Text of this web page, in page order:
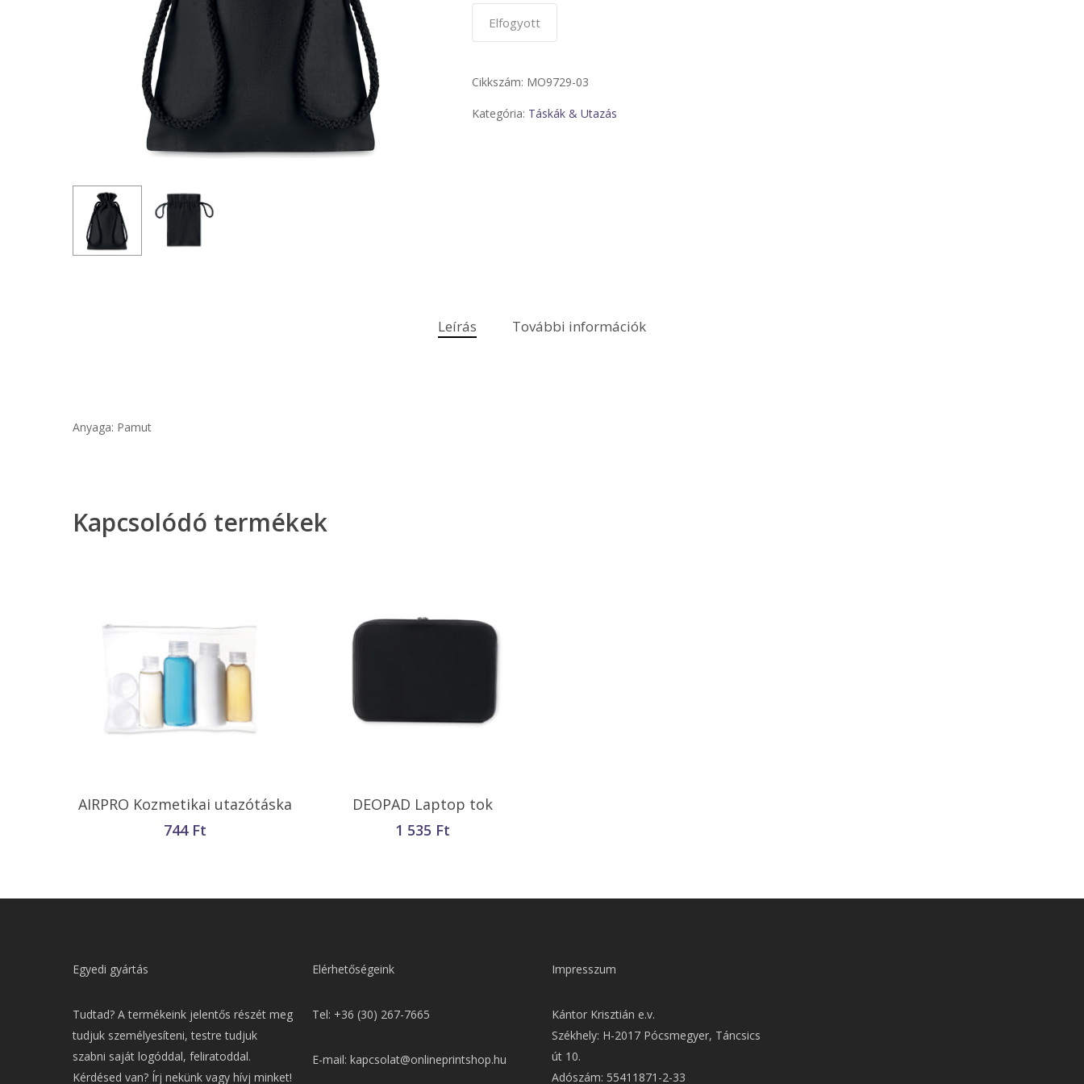
Elfogyott
Cikkszám: MO9729-03
Kategória: Táskák & Utazás
Leírás További információk
Anyaga: Pamut
Kapcsolódó termékek
Kosárba Teszem
AIRPRO Kozmetikai utazótáska
744 Ft
Kosárba Teszem
DEOPAD Laptop tok
1 535 Ft
Egyedi gyártás
Tudtad? A termékeink jelentős részét meg
tudjuk személyesíteni, testre tudjuk
szabni saját logóddal, feliratoddal.
Kérdésed van? Írj nekünk vagy hívj minket!
Elérhetőségeink
Tel: +36 (30) 267-7665
E-mail: kapcsolat@onlineprintshop.hu
Impresszum
Kántor Krisztián e.v.
Székhely: H-2017 Pócsmegyer, Táncsics
út 10.
Adószám: 55411871-2-33